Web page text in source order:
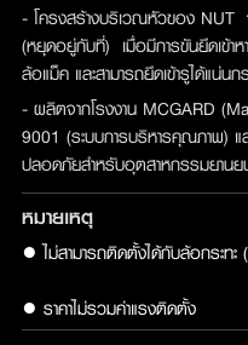
- โครงสร้างบริเวณหัวของ NUT
(หยุดอยู่กับที่) เมื่อมีการขันยึดเข้า
ล้อแม็ค และสามารถยึดเข้ารูได้แน่
- ผลิตจากโรงงาน MCGARD
9001 (ระบบการบริหารคุณภาพ)
ปลอดภัยสำหรับอุตสาหกรรมยานย
หมายเหตุ
● ไม่สามารถติดตั้งได้กับล้อกระทะ
● ราคาไม่รวมค่าแรงติดตั้ง